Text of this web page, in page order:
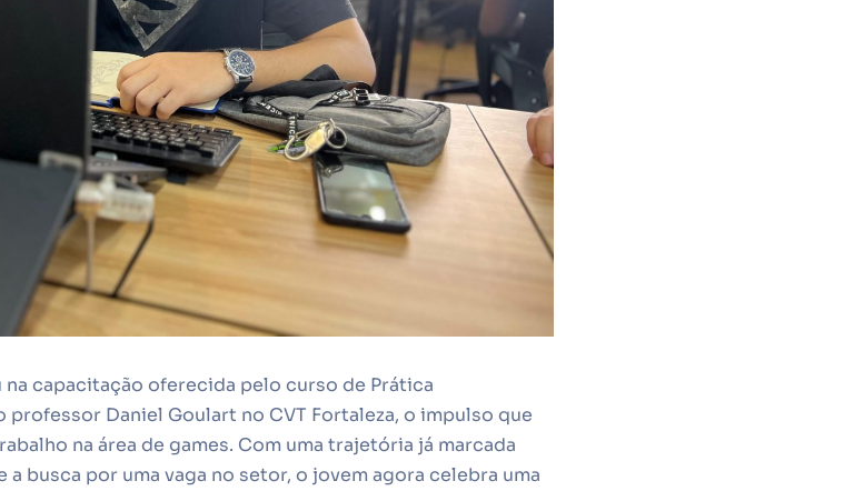
capacitação oferecida pelo curso de Prática
Daniel Goulart no CVT Fortaleza, o impulso que
na área de games. Com uma trajetória já marcada
busca por uma vaga no setor, o jovem agora celebra uma